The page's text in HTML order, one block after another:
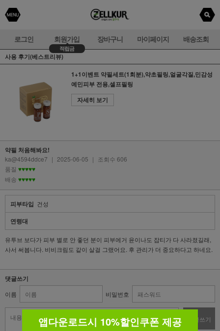
로그인 회원가입
적립금
장바구니 마이페이지 배송조회
사용 후기(베스트리뷰)
1+1이벤트 약필세트(1회분),약초필링,얼굴각질,민감성
예민피부 전용,셀프필링
자세히 보기
약필 처음해봐요!
ka@4594ddce7 | 2025-06-05 | 조회수 606
품질 ♥♥♥♥♥
배송 ♥♥♥♥♥
피부타입 건성
연령대
유투브 보다가 피부 별로 안 좋던 분이 피부에거 윤이나도 잡티가 다 사라졌길래,
사서 써봅니다. 비비크림도 같이 살걸 그랬어요. 후 관리가 더 중요하다고 하네요.
댓글쓰기
이름 비밀번호
댓글쓰기
앱다운로드시 10%할인쿠폰 제공